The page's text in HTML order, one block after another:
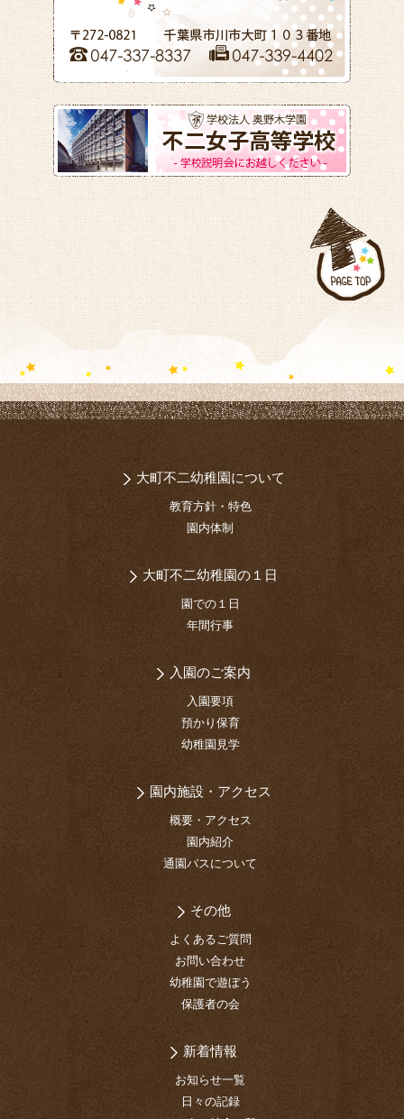
大町不二幼稚園について
教育方針・特色
園内体制
大町不二幼稚園の１日
園での１日
年間行事
入園のご案内
入園要項
預かり保育
幼稚園見学
園内施設・アクセス
概要・アクセス
園内紹介
通園バスについて
その他
よくあるご質問
お問い合わせ
幼稚園で遊ぼう
保護者の会
新着情報
お知らせ一覧
日々の記録